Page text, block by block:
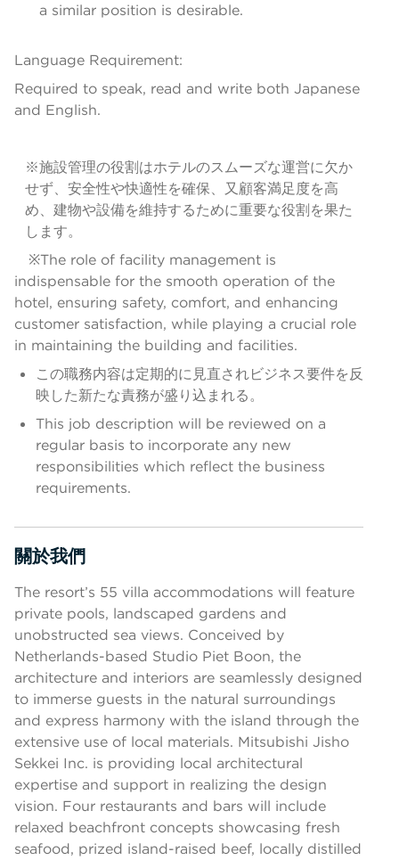
a similar position is desirable.
Language Requirement:
Required to speak, read and write both Japanese
and English.
※施設管理の役割はホテルのスムーズな運営に欠か
せず、安全性や快適性を確保、又顧客満足度を高
め、建物や設備を維持するために重要な役割を果た
します。
※The role of facility management is
indispensable for the smooth operation of the
hotel, ensuring safety, comfort, and enhancing
customer satisfaction, while playing a crucial role
in maintaining the building and facilities.
この職務内容は定期的に見直されビジネス要件を反
映した新たな責務が盛り込まれる。
This job description will be reviewed on a
regular basis to incorporate any new
responsibilities which reflect the business
requirements.
關於我們
按空格鍵或輸入鍵切換部分顯示
The resort’s 55 villa accommodations will feature
private pools, landscaped gardens and
unobstructed sea views. Conceived by
Netherlands-based Studio Piet Boon, the
architecture and interiors are seamlessly designed
to immerse guests in the natural surroundings
and express harmony with the island through the
extensive use of local materials. Mitsubishi Jisho
Sekkei Inc. is providing local architectural
expertise and support in realizing the design
vision. Four restaurants and bars will include
relaxed beachfront concepts showcasing fresh
seafood, prized island-raised beef, locally distilled